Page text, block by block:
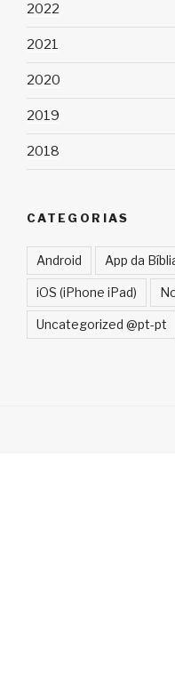
2022
2021
2020
2019
2018
CATEGORIAS
Android App da
iOS (iPhone iPad)
Uncategorized @pt-pt